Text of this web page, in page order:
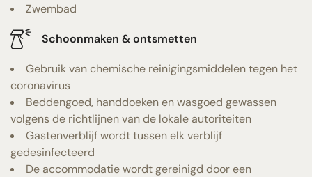
Zwembad
Schoonmaken & ontsmetten
Gebruik van chemische reinigingsmiddelen tegen het
coronavirus
Beddengoed, handdoeken en wasgoed gewassen
volgens de richtlijnen van de lokale autoriteiten
Gastenverblijf wordt tussen elk verblijf
gedesinfecteerd
De accommodatie wordt gereinigd door een